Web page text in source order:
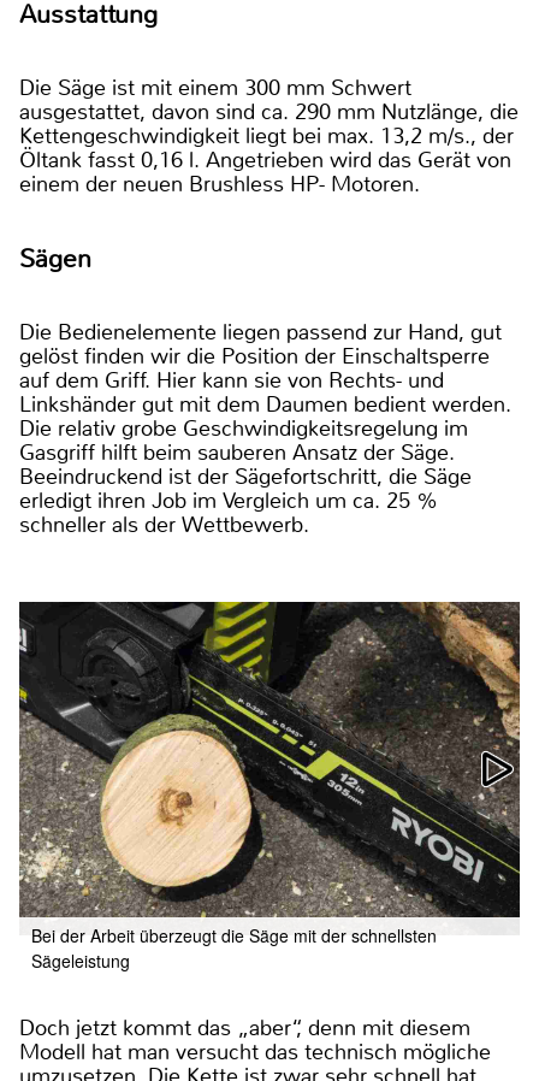
Ausstattung
Die Säge ist mit einem 300 mm Schwert
ausgestattet, davon sind ca. 290 mm Nutzlänge, die
Kettengeschwindigkeit liegt bei max. 13,2 m/s., der
Öltank fasst 0,16 l. Angetrieben wird das Gerät von
einem der neuen Brushless HP- Motoren.
Sägen
Die Bedienelemente liegen passend zur Hand, gut
gelöst finden wir die Position der Einschaltsperre
auf dem Griff. Hier kann sie von Rechts- und
Linkshänder gut mit dem Daumen bedient werden.
Die relativ grobe Geschwindigkeitsregelung im
Gasgriff hilft beim sauberen Ansatz der Säge.
Beeindruckend ist der Sägefortschritt, die Säge
erledigt ihren Job im Vergleich um ca. 25 %
schneller als der Wettbewerb.
Bei der Arbeit überzeugt die Säge mit der schnellsten
Sägeleistung
Doch jetzt kommt das „aber“, denn mit diesem
Modell hat man versucht das technisch mögliche